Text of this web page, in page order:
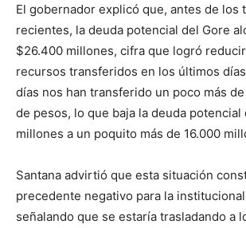
El gobernador explicó que, antes de los
recientes, la deuda potencial del Gore
$26.400 millones, cifra que logró
recursos transferidos en los últimos
días nos han transferido un poco más
de pesos, lo que baja la deuda potencial
millones a un poquito más de 16.000
Santana advirtió que esta situación
precedente negativo para la
señalando que se estaría trasladando a